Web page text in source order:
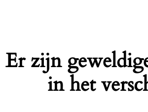
Er zijn
in het